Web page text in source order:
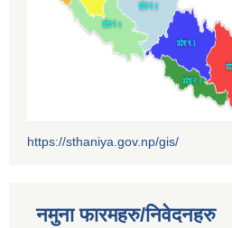
https://sthaniya.gov.np/gis/
नमुना फारमहरु/निवेदनहरु